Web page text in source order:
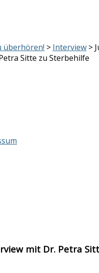
überhören! > Interview >
Sitte zu Sterbehilfe
mit Dr. Petra